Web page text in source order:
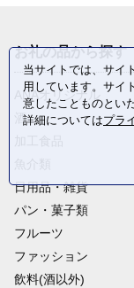
お礼の品から探す
ANAオリジナル
酒
日用品・雑貨
パン・菓子類
フルーツ
ファッション
飲料(酒以外)
当サイトでは、サイ
用しています。サイ
意したことものとい
詳細についてはプラ